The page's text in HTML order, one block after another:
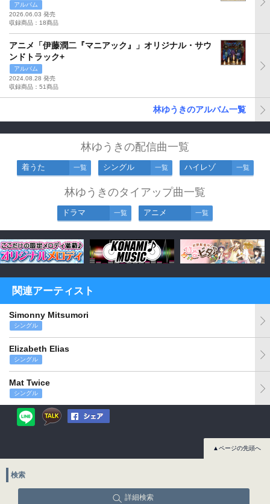
アルバム
2026.06.03 発売
収録商品：18商品
アニメ「伊藤潤二『マニアック』」オリジナル・サウ
ンドトラック+
アルバム
2024.08.28 発売
収録商品：51商品
林ゆうきのアルバム一覧
林ゆうきの配信曲一覧
着うた 一覧 シングル 一覧 ハイレゾ 一覧
林ゆうきのタイアップ曲一覧
ドラマ 一覧 アニメ 一覧
関連アーティスト
Simonny Mitsumori
シングル
Elizabeth Elias
シングル
Mat Twice
シングル
▲ページの先頭へ
検索
詳細検索